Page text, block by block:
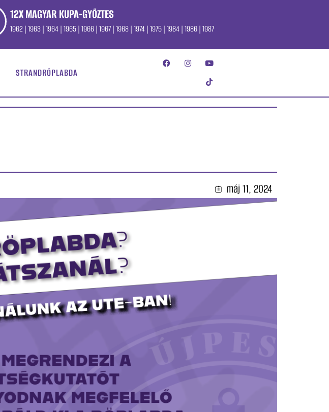
12X MAGYAR KUPA-GYŐZTES
1962 | 1963 | 1964 | 1965 | 1966 | 1967 | 1968 | 1974 | 1975 | 1984 | 1986 | 1987
STRANDRÖPLABDA
máj 11, 2024